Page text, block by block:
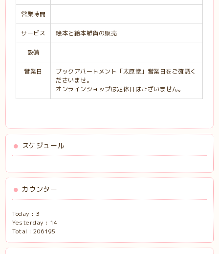
営業時間
サービス 絵本と絵本雑貨の販売
設備
営業日
ブックアパートメント「太原堂」営業日をご確認く
ださいませ。
オンラインショップは定休日はございません。
スケジュール
カウンター
Today : 3
Yesterday : 14
Total :206195